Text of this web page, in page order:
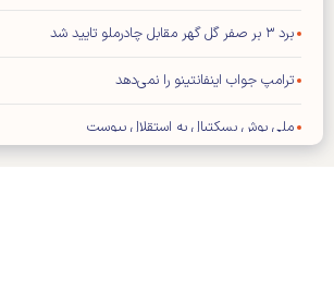
برد ۳ بر صفر گل گهر مقابل چادرملو تایید شد
ترامپ جواب اینفانتینو را نمی‌دهد
ملی پوش بسکتبال به استقلال پیوست